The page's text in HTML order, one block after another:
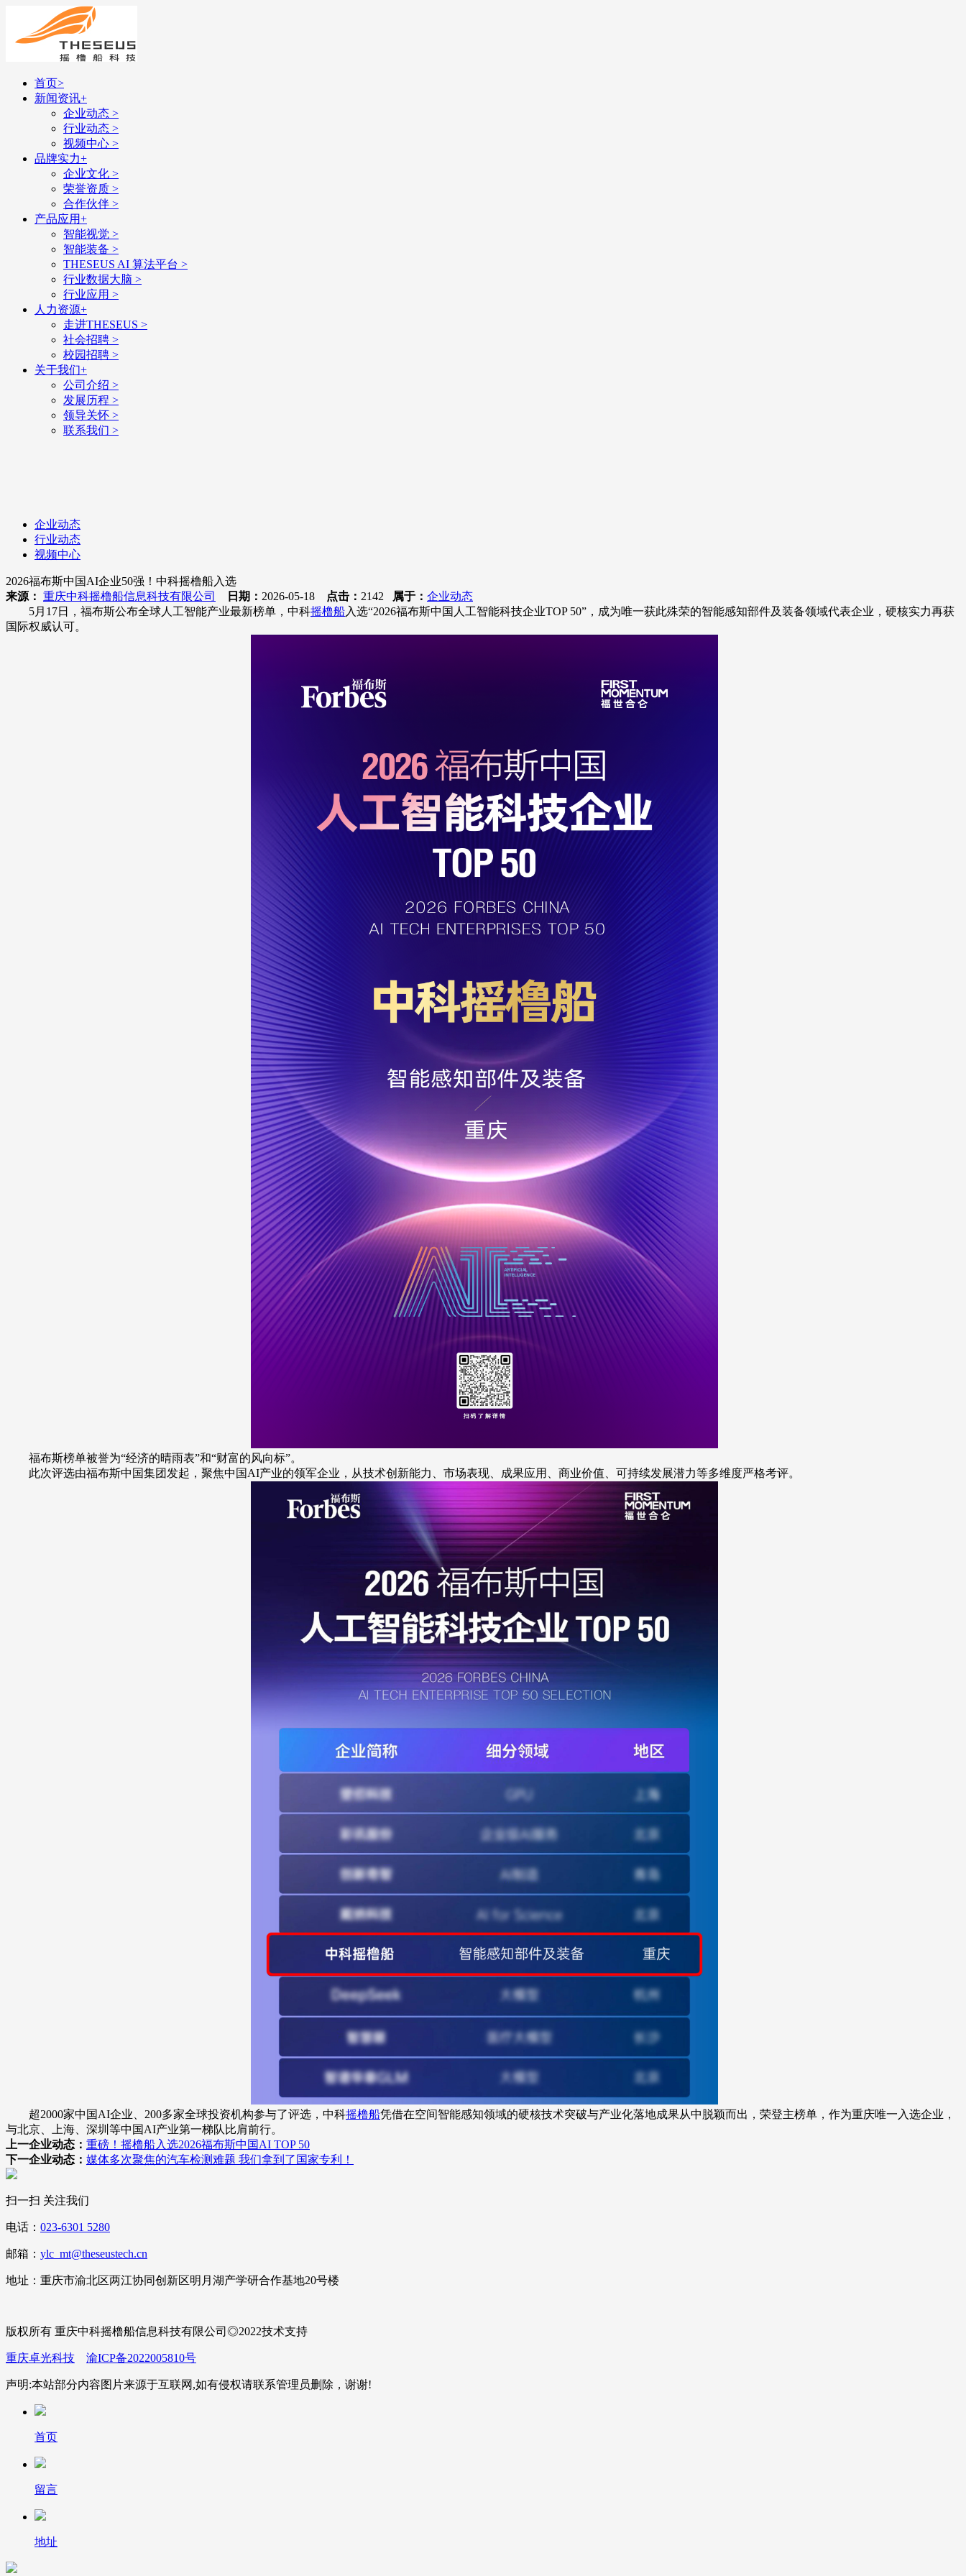
首页>
新闻资讯+
企业动态 >
行业动态 >
视频中心 >
品牌实力+
企业文化 >
荣誉资质 >
合作伙伴 >
产品应用+
智能视觉 >
智能装备 >
THESEUS AI 算法平台 >
行业数据大脑 >
行业应用 >
人力资源+
走进THESEUS >
社会招聘 >
校园招聘 >
关于我们+
公司介绍 >
发展历程 >
领导关怀 >
联系我们 >
企业动态
行业动态
视频中心
2026福布斯中国AI企业50强！中科摇橹船入选
来源： 重庆中科摇橹船信息科技有限公司 日期： 2026-05-18 点击： 2142 属于： 企业动态
5月17日，福布斯公布全球人工智能产业最新榜单，中科摇橹船入选“2026福布斯中国人工智能科技企业TOP 50”，成为唯一获此殊荣的智能感知部件及装备领域代表企业，硬核实力再获
国际权威认可。
福布斯榜单被誉为“经济的晴雨表”和“财富的风向标”。
此次评选由福布斯中国集团发起，聚焦中国AI产业的领军企业，从技术创新能力、市场表现、成果应用、商业价值、可持续发展潜力等多维度严格考评。
超2000家中国AI企业、200多家全球投资机构参与了评选，中科摇橹船凭借在空间智能感知领域的硬核技术突破与产业化落地成果从中脱颖而出，荣登主榜单，作为重庆唯一入选企业，
与北京、上海、深圳等中国AI产业第一梯队比肩前行。
上一企业动态： 重磅！摇橹船入选2026福布斯中国AI TOP 50
下一企业动态： 媒体多次聚焦的汽车检测难题 我们拿到了国家专利！
扫一扫 关注我们
电话： 023-6301 5280
邮箱： ylc_mt@theseustech.cn
地址：重庆市渝北区两江协同创新区明月湖产学研合作基地20号楼
版权所有 重庆中科摇橹船信息科技有限公司◎2022技术支持
重庆卓光科技 渝ICP备2022005810号
声明:本站部分内容图片来源于互联网,如有侵权请联系管理员删除，谢谢!
首页
留言
地址